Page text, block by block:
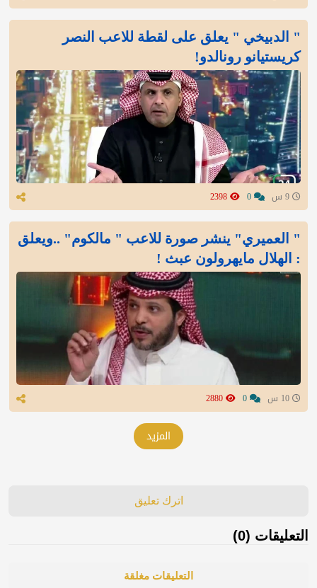
" الدبيخي " يعلق على لقطة للاعب النصر
كريستيانو رونالدو!
" العميري" ينشر صورة للاعب " مالكوم" ..ويعلق
: الهلال مايهرولون عبث !
المزيد
اترك تعليق
التعليقات (0)
التعليقات مغلقة